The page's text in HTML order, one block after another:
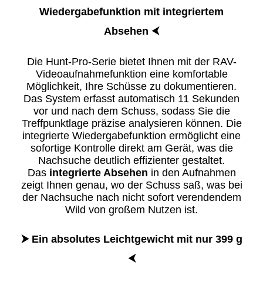
Wiedergabefunktion mit integriertem
Absehen ⮜
Die Hunt-Pro-Serie bietet Ihnen mit der RAV-
Videoaufnahmefunktion eine komfortable
Möglichkeit, Ihre Schüsse zu dokumentieren.
Das System erfasst automatisch 11 Sekunden
vor und nach dem Schuss, sodass Sie die
Treffpunktlage präzise analysieren können. Die
integrierte Wiedergabefunktion ermöglicht eine
sofortige Kontrolle direkt am Gerät, was die
Nachsuche deutlich effizienter gestaltet.
Das integrierte Absehen in den Aufnahmen
zeigt Ihnen genau, wo der Schuss saß, was bei
der Nachsuche nach nicht sofort verendendem
Wild von großem Nutzen ist.
​⮞ Ein absolutes Leichtgewicht mit nur 399 g
⮜